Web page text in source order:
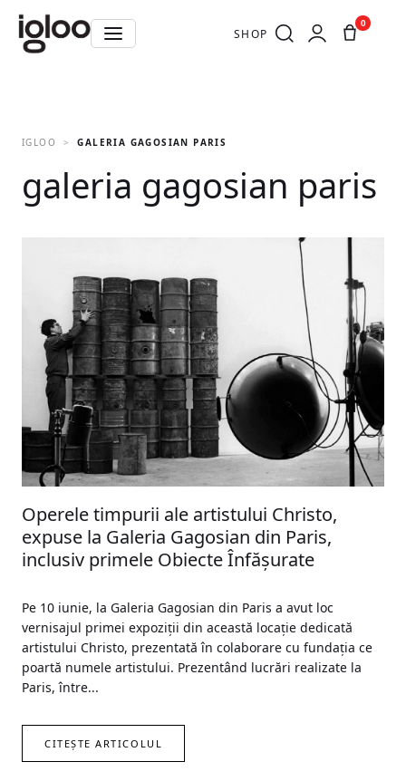
SHOP
0
IGLOO GALERIA GAGOSIAN PARIS
galeria gagosian paris
Operele timpurii ale artistului Christo,
expuse la Galeria Gagosian din Paris,
inclusiv primele Obiecte Înfăşurate
Pe 10 iunie, la Galeria Gagosian din Paris a avut loc
vernisajul primei expoziţii din această locaţie dedicată
artistului Christo, prezentată în colaborare cu fundaţia ce
poartă numele artistului. Prezentând lucrări realizate la
Paris, între...
CITEȘTE ARTICOLUL